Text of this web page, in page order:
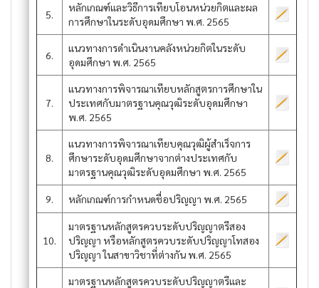
5.
หลักเกณฑ์และวิธีการเทียบโอนหน่วยกิตและผล
การศึกษาในระดับอุดมศึกษา พ.ศ. 2565
6.
แนวทางการดำเนินงานคลังหน่วยกิตในระดับ
อุดมศึกษา พ.ศ. 2565
7.
แนวทางการพิจารณาเทียบหลักสูตรการศึกษาใน
ประเทศกับมาตรฐานคุณวุฒิระดับอุดมศึกษา
พ.ศ. 2565
8.
แนวทางการพิจารณาเทียบคุณวุฒิผู้สำเร็จการ
ศึกษาระดับอุดมศึกษาจากต่างประเทศกับ
มาตรฐานคุณวุฒิระดับอุดมศึกษา พ.ศ. 2565
9. หลักเกณฑ์การกำหนดชื่อปริญญา พ.ศ. 2565
10.
มาตรฐานหลักสูตรควบระดับปริญญาตรีสอง
ปริญญา หรือหลักสูตรควบระดับปริญญาโทสอง
ปริญญา ในสาขาวิชาที่ต่างกัน พ.ศ. 2565
มาตรฐานหลักสูตรควบระดับปริญญาตรีและ